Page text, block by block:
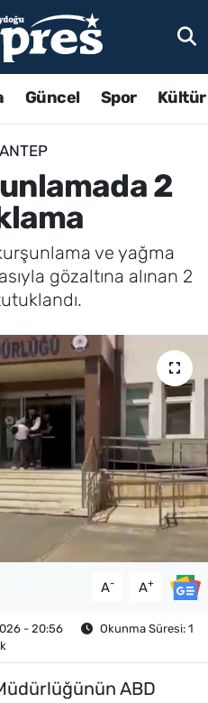
Güncel Spor
2
ve yağma
gözaltına alınan 2
A- A+
- 20:56
Okunma Süresi: 1
ABD